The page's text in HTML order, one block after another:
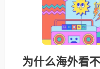
为什么海外看